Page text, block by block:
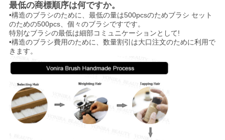
最低の商標順序は何ですか。
•構造のブラシのために、最低の量は500pcsのためブラシ セット
のための500pcs、個々のブラシですです。
特別なブラシの最低は細部コミュニケーションとして!
•構造のブラシ費用のために、数量割引は大口注文のために利用で
きます。